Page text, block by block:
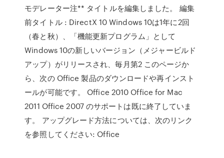
モデレーター注** タイトルを編集しました。 編集
前タイトル : DirectX 10 Windows 10は1年に2回
（春と秋）、「機能更新プログラム」として
Windows 10の新しいバージョン（メジャービルド
アップ）がリリースされ、毎月第2 このページか
ら、次の Office 製品のダウンロードや再インスト
ールが可能です。 Office 2010 Office for Mac
2011 Office 2007 のサポートは既に終了していま
す。 アップグレード方法については、次のリンク
を参照してください: Office